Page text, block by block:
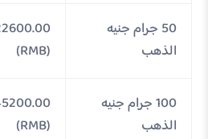
50 جرام جنيه
الذهب
(RMB)
100 جرام جنيه
الذهب
(RMB)